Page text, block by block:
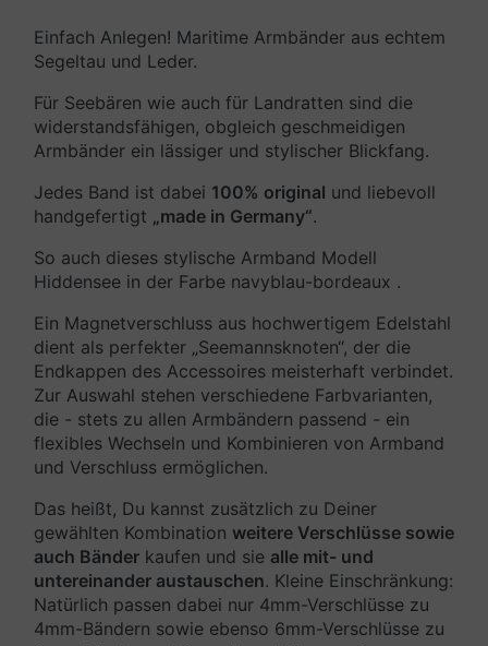
Einfach Anlegen! Maritime Armbänder aus echtem
Segeltau und Leder.
Für Seebären wie auch für Landratten sind die
widerstandsfähigen, obgleich geschmeidigen
Armbänder ein lässiger und stylischer Blickfang.
Jedes Band ist dabei 100% original und liebevoll
handgefertigt „made in Germany“.
So auch dieses stylische Armband Modell
Hiddensee in der Farbe navyblau-bordeaux .
Ein Magnetverschluss aus hochwertigem Edelstahl
dient als perfekter „Seemannsknoten“, der die
Endkappen des Accessoires meisterhaft verbindet.
Zur Auswahl stehen verschiedene Farbvarianten,
die - stets zu allen Armbändern passend - ein
flexibles Wechseln und Kombinieren von Armband
und Verschluss ermöglichen.
Das heißt, Du kannst zusätzlich zu Deiner
gewählten Kombination weitere Verschlüsse sowie
auch Bänder kaufen und sie alle mit- und
untereinander austauschen. Kleine Einschränkung:
Natürlich passen dabei nur 4mm-Verschlüsse zu
4mm-Bändern sowie ebenso 6mm-Verschlüsse zu